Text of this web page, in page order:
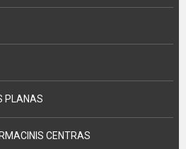
PLANAS
CENTRAS